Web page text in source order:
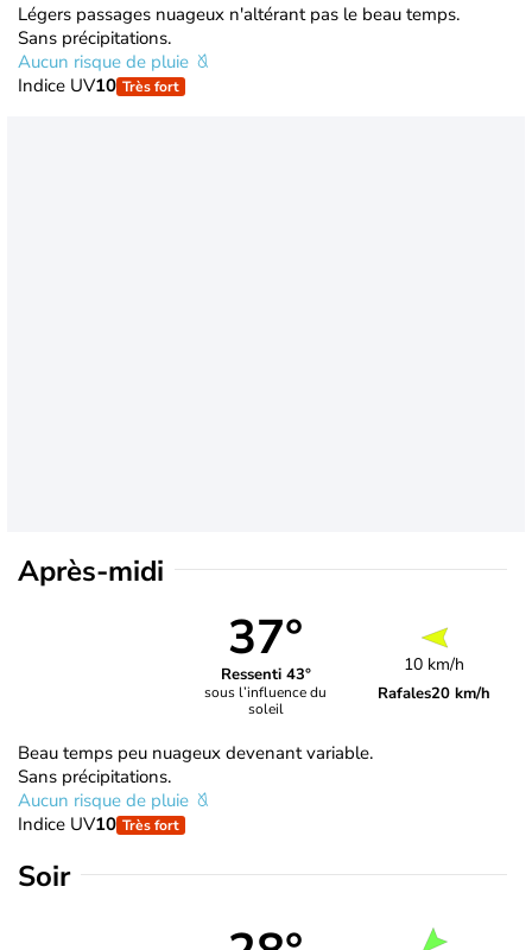
Légers passages nuageux n'altérant pas le beau temps.
Sans précipitations.
Aucun risque de pluie
Indice UV10 Très fort
Après-midi
37°
Ressenti 43°
sous l’influence du
soleil
10 km/h
Rafales20 km/h
Beau temps peu nuageux devenant variable.
Sans précipitations.
Aucun risque de pluie
Indice UV10 Très fort
Soir